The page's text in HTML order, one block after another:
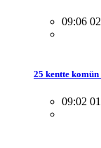
09:06 02
25 kentte
09:02 01